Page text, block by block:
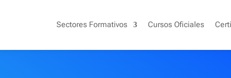
Sectores Formativos Cursos Oficiales